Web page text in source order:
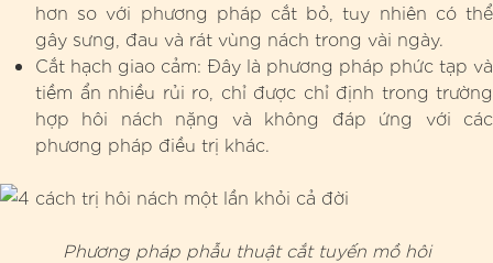
hơn so với phương pháp cắt bỏ, tuy nhiên có thể
gây sưng, đau và rát vùng nách trong vài ngày.
Cắt hạch giao cảm: Đây là phương pháp phức tạp và
tiềm ẩn nhiều rủi ro, chỉ được chỉ định trong trường
hợp hôi nách nặng và không đáp ứng với các
phương pháp điều trị khác.
Phương pháp phẫu thuật cắt tuyến mồ hôi